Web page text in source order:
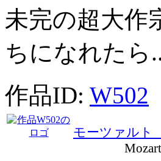
未完の超大作
ちになれたら
作品ID: W502
モーツァルト
Mozart /